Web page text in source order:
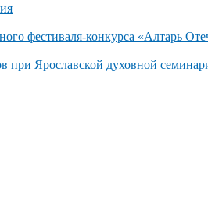
фестиваля-конкурса «Алтарь
при Ярославской духовной